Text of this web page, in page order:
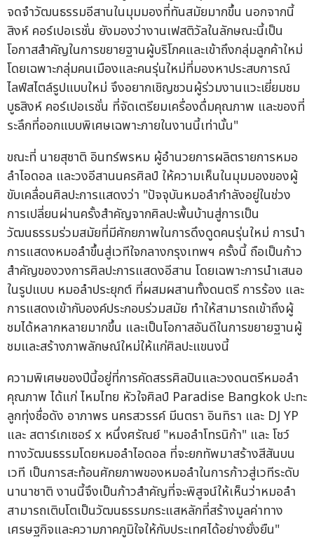
จดจำวัฒนธรรมอีสานในมุมมองที่ทันสมัยมากขึ้น นอกจากนี้
สิงห์ คอร์เปอเรชั่น ยังมองว่างานเฟสติวัลในลักษณะนี้เป็น
โอกาสสำคัญในการขยายฐานผู้บริโภคและเข้าถึงกลุ่มลูกค้าใหม่
โดยเฉพาะกลุ่มคนเมืองและคนรุ่นใหม่ที่มองหาประสบการณ์
ไลฟ์สไตล์รูปแบบใหม่ จึงอยากเชิญชวนผู้ร่วมงานแวะเยี่ยมชม
บูธสิงห์ คอร์เปอเรชั่น ที่จัดเตรียมเครื่องดื่มคุณภาพ และของที่
ระลึกที่ออกแบบพิเศษเฉพาะภายในงานนี้เท่านั้น"
ขณะที่ นายสุชาติ อินทร์พรหม ผู้อำนวยการผลิตรายการหมอ
ลำไอดอล และวงอีสานนครศิลป์ ให้ความเห็นในมุมมองของผู้
ขับเคลื่อนศิลปะการแสดงว่า "ปัจจุบันหมอลำกำลังอยู่ในช่วง
การเปลี่ยนผ่านครั้งสำคัญจากศิลปะพื้นบ้านสู่การเป็น
วัฒนธรรมร่วมสมัยที่มีศักยภาพในการดึงดูดคนรุ่นใหม่ การนำ
การแสดงหมอลำขึ้นสู่เวทีใจกลางกรุงเทพฯ ครั้งนี้ ถือเป็นก้าว
สำคัญของวงการศิลปะการแสดงอีสาน โดยเฉพาะการนำเสนอ
ในรูปแบบ หมอลำประยุกต์ ที่ผสมผสานทั้งดนตรี การร้อง และ
การแสดงเข้ากับองค์ประกอบร่วมสมัย ทำให้สามารถเข้าถึงผู้
ชมได้หลากหลายมากขึ้น และเป็นโอกาสอันดีในการขยายฐานผู้
ชมและสร้างภาพลักษณ์ใหม่ให้แก่ศิลปะแขนงนี้
ความพิเศษของปีนี้อยู่ที่การคัดสรรศิลปินและวงดนตรีหมอลำ
คุณภาพ ได้แก่ ไหมไทย หัวใจศิลป์ Paradise Bangkok ปะทะ
ลูกทุ่งชื่อดัง อาภาพร นครสวรรค์ มีนตรา อินทิรา และ DJ YP
และ สตาร์เกเซอร์ x หนึ่งศรัณย์ "หมอลำโทรนิก้า" และ โชว์
ทางวัฒนธรรมโดยหมอลำไอดอล ที่จะยกทัพมาสร้างสีสันบน
เวที เป็นการสะท้อนศักยภาพของหมอลำในการก้าวสู่เวทีระดับ
นานาชาติ งานนี้จึงเป็นก้าวสำคัญที่จะพิสูจน์ให้เห็นว่าหมอลำ
สามารถเติบโตเป็นวัฒนธรรมกระแสหลักที่สร้างมูลค่าทาง
เศรษฐกิจและความภาคภูมิใจให้กับประเทศได้อย่างยั่งยืน"